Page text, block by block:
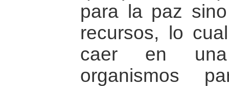
para la paz
recursos, lo
caer en una
organismos